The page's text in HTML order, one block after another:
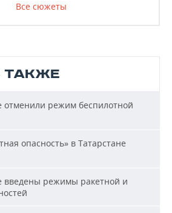
Все сюжеты
ТАКЖЕ
отменили режим беспилотной
опасность» в Татарстане
введены режимы ракетной и